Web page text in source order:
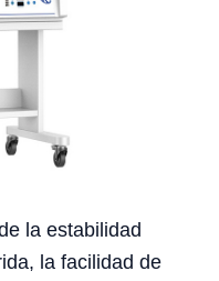
la estabilidad
la facilidad de